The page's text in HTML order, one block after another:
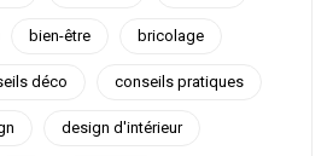
bien-être bricolage
déco conseils pratiques
design d'intérieur